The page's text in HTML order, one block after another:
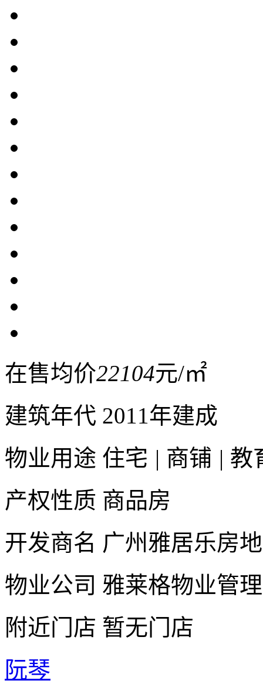
在售均价22104元/㎡
建筑年代 2011年建成
物业用途 住宅 | 商铺 | 教
产权性质 商品房
开发商名 广州雅居乐房
物业公司 雅莱格物业管理
附近门店 暂无门店
阮琴